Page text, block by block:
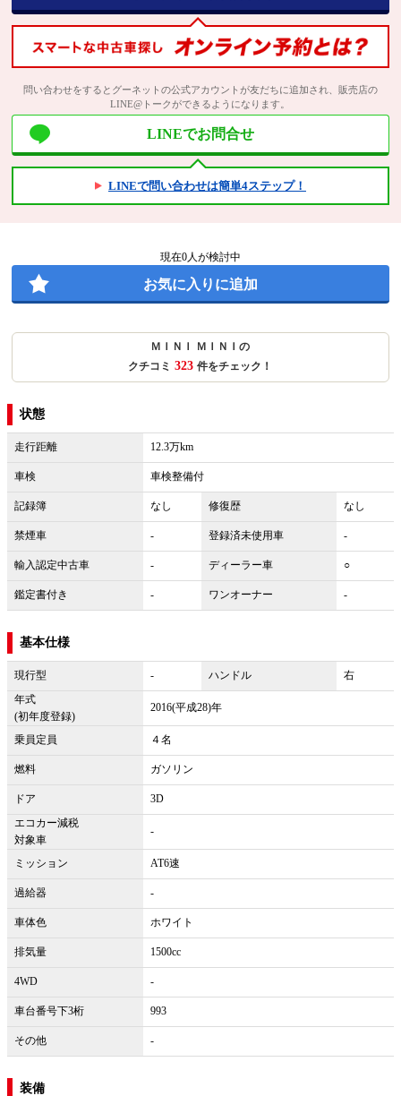
問い合わせをするとグーネットの公式アカウントが友だちに追加され、販売店の
LINE@トークができるようになります。
LINEでお問合せ
LINEで問い合わせは簡単4ステップ！
現在0人が検討中
お気に入りに追加
ＭＩＮＩ ＭＩＮＩの
クチコミ 323 件をチェック！
状態
走行距離 12.3万km
車検 車検整備付
記録簿 なし 修復歴 なし
禁煙車 - 登録済未使用車 -
輸入認定中古車 - ディーラー車 ○
鑑定書付き - ワンオーナー -
基本仕様
現行型 - ハンドル
右
年式
(初年度登録)
2016(平成28)年
乗員定員 ４名
燃料 ガソリン
ドア
3D
エコカー減税
対象車
-
ミッション AT6速
過給器 -
車体色 ホワイト
排気量 1500cc
4WD -
車台番号下3桁 993
その他 -
装備